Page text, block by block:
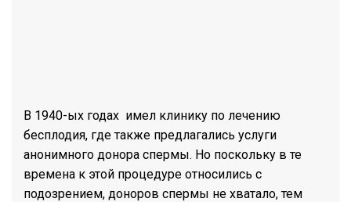
В 1940-ых годах имел клинику по лечению
бесплодия, где также предлагались услуги
анонимного донора спермы. Но поскольку в те
времена к этой процедуре относились с
подозрением, доноров спермы не хватало, тем